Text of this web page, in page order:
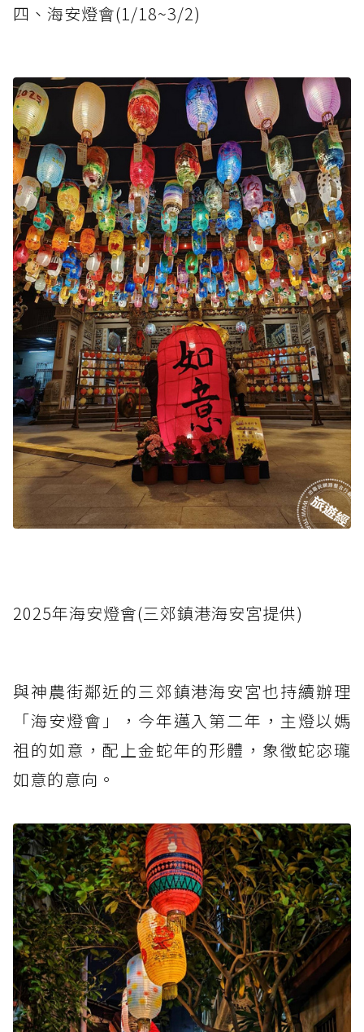
四、海安燈會(1/18~3/2)
2025年海安燈會(三郊鎮港海安宮提供)
與神農街鄰近的三郊鎮港海安宮也持續辦理
「海安燈會」，今年邁入第二年，主燈以媽
祖的如意，配上金蛇年的形體，象徵蛇宓瓏
如意的意向。